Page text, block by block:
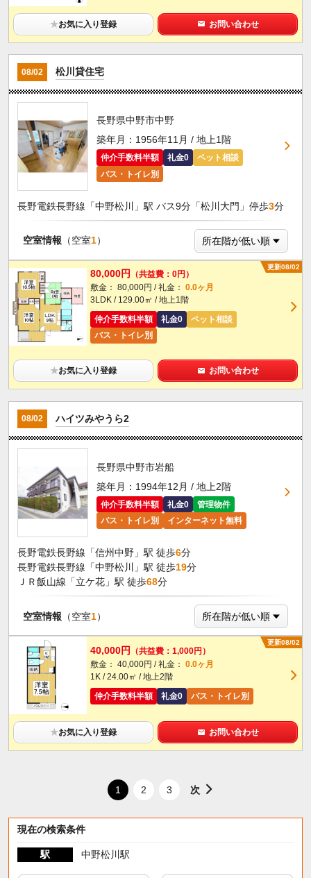
★お気に入り登録 お問い合わせ
08/02 松川貸住宅
長野県中野市中野
築年月：1956年11月 / 地上1階
仲介手数料半額 礼金0
ペット相談
バス・トイレ別
長野電鉄長野線「中野松川」駅 バス9分「松川大門」停歩3分
空室情報 （空室1）
更新08/02
80,000円
（共益費：0円）
敷金： 80,000円 / 礼金： 0.0ヶ月
3LDK / 129.00㎡ / 地上1階
仲介手数料半額
礼金0
ペット相談
バス・トイレ別
★お気に入り登録 お問い合わせ
08/02 ハイツみやうら2
長野県中野市岩船
築年月：1994年12月 / 地上2階
仲介手数料半額 礼金0
管理物件
バス・トイレ別
インターネット無料
長野電鉄長野線「信州中野」駅 徒歩6分
長野電鉄長野線「中野松川」駅 徒歩19分
ＪＲ飯山線「立ケ花」駅 徒歩68分
空室情報 （空室1）
更新08/02
40,000円
（共益費：1,000円）
敷金： 40,000円 / 礼金： 0.0ヶ月
1K / 24.00㎡ / 地上2階
仲介手数料半額
礼金0 バス・トイレ別
★お気に入り登録 お問い合わせ
1 2 3 次
現在の検索条件
駅 中野松川駅